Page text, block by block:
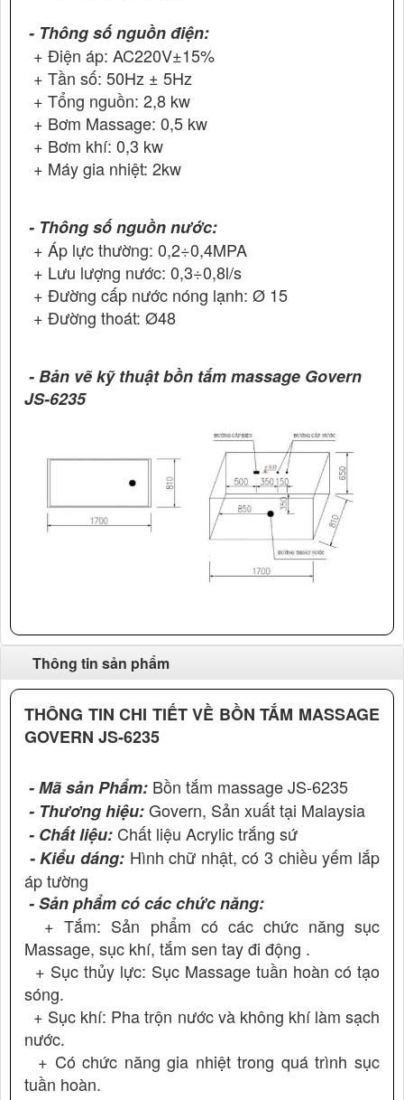
- Thông số nguồn điện:
+ Điện áp: AC220V±15%
+ Tần số: 50Hz ± 5Hz
+ Tổng nguồn: 2,8 kw
+ Bơm Massage: 0,5 kw
+ Bơm khí: 0,3 kw
+ Máy gia nhiệt: 2kw
- Thông số nguồn nước:
+ Áp lực thường: 0,2÷0,4MPA
+ Lưu lượng nước: 0,3÷0,8l/s
+ Đường cấp nước nóng lạnh: Ø 15
+ Đường thoát: Ø48
- Bản vẽ kỹ thuật bồn tắm massage Govern
JS-6235
Thông tin sản phẩm
THÔNG TIN CHI TIẾT VỀ BỒN TẮM MASSAGE
GOVERN JS-6235
- Mã sản Phẩm: Bồn tắm massage JS-6235
- Thương hiệu:Govern, Sản xuất tại Malaysia
- Chất liệu: Chất liệu Acrylic trắng sứ
- Kiểu dáng:Hình chữ nhật, có 3 chiều yếm lắp
áp tường
- Sản phẩm có các chức năng:
+ Tắm: Sản phẩm có các chức năng sục
Massage, sục khí, tắm sen tay đi động .
+ Sục thủy lực: Sục Massage tuần hoàn có tạo
sóng.
+ Sục khí: Pha trộn nước và không khí làm sạch
nước.
+ Có chức năng gia nhiệt trong quá trình sục
tuần hoàn.